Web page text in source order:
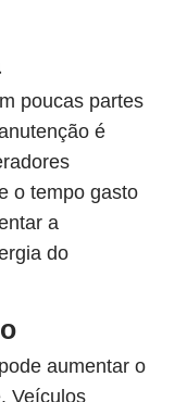
poucas partes
é
o tempo gasto
a
do
aumentar o
Veículos